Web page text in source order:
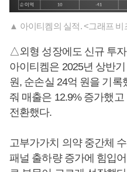
▲ 아이티켐의 실적. <그래프 비
△외형 성장에도 신규 투
아이티켐은 2025년 상반
원, 순손실 24억 원을 기록
줘 매출은 12.9% 증가했
전환했다.
고부가가치 의약 중간체
패널 출하량 증가에 힘입